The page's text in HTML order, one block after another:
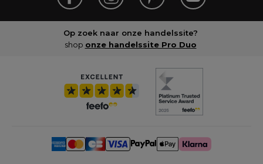
Op zoek naar onze handelssite?
shop onze handelssite Pro Duo